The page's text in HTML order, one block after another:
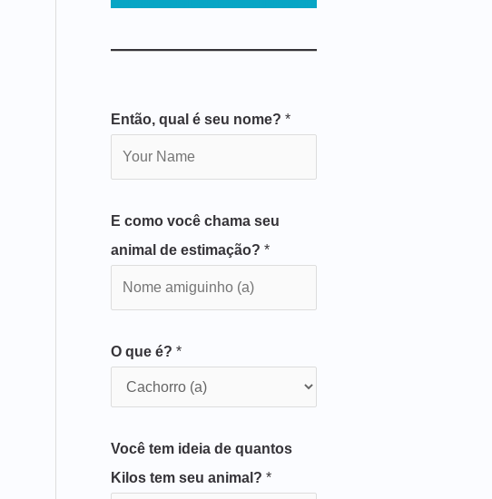
Então, qual é seu nome? *
E como você chama seu
animal de estimação? *
O que é? *
Você tem ideia de quantos
Kilos tem seu animal? *